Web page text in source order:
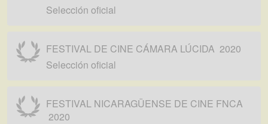
Selección oficial
FESTIVAL DE CINE CÁMARA LÚCIDA 2020
Selección oficial
FESTIVAL NICARAGÜENSE DE CINE FNCA
2020